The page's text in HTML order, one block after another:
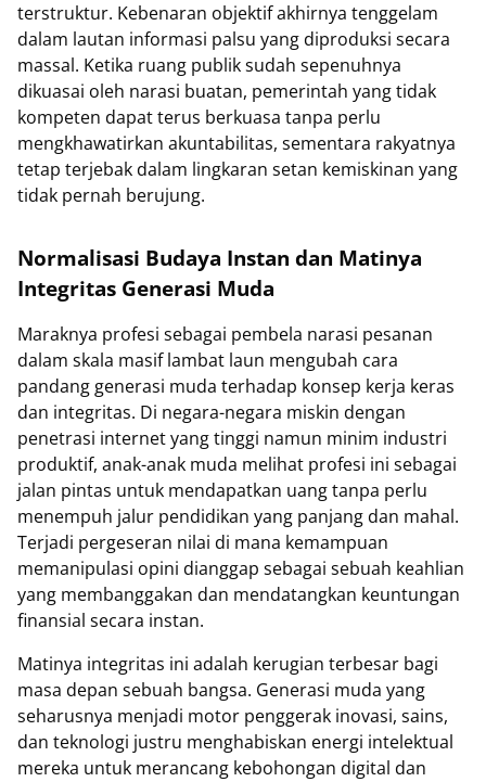
terstruktur. Kebenaran objektif akhirnya tenggelam
dalam lautan informasi palsu yang diproduksi secara
massal. Ketika ruang publik sudah sepenuhnya
dikuasai oleh narasi buatan, pemerintah yang tidak
kompeten dapat terus berkuasa tanpa perlu
mengkhawatirkan akuntabilitas, sementara rakyatnya
tetap terjebak dalam lingkaran setan kemiskinan yang
tidak pernah berujung.
Normalisasi Budaya Instan dan Matinya
Integritas Generasi Muda
Maraknya profesi sebagai pembela narasi pesanan
dalam skala masif lambat laun mengubah cara
pandang generasi muda terhadap konsep kerja keras
dan integritas. Di negara-negara miskin dengan
penetrasi internet yang tinggi namun minim industri
produktif, anak-anak muda melihat profesi ini sebagai
jalan pintas untuk mendapatkan uang tanpa perlu
menempuh jalur pendidikan yang panjang dan mahal.
Terjadi pergeseran nilai di mana kemampuan
memanipulasi opini dianggap sebagai sebuah keahlian
yang membanggakan dan mendatangkan keuntungan
finansial secara instan.
Matinya integritas ini adalah kerugian terbesar bagi
masa depan sebuah bangsa. Generasi muda yang
seharusnya menjadi motor penggerak inovasi, sains,
dan teknologi justru menghabiskan energi intelektual
mereka untuk merancang kebohongan digital dan